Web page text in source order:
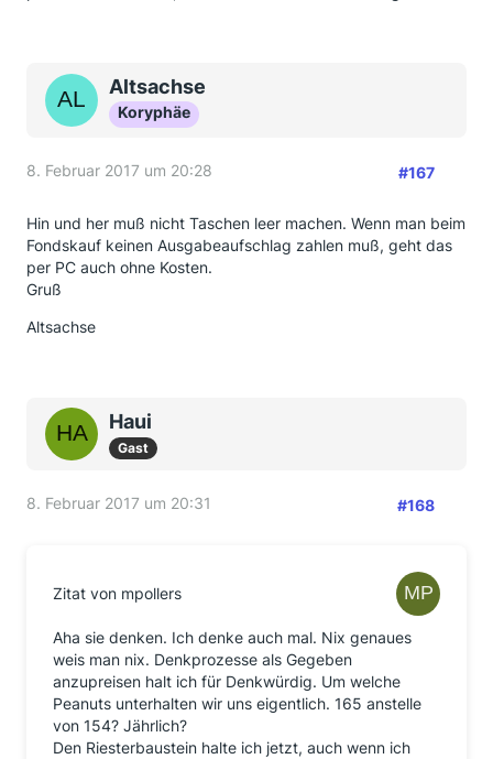
Altsachse
Koryphäe
8. Februar 2017 um 20:28 #167
Hin und her muß nicht Taschen leer machen. Wenn man beim
Fondskauf keinen Ausgabeaufschlag zahlen muß, geht das
per PC auch ohne Kosten.
Gruß
Altsachse
Haui
Gast
8. Februar 2017 um 20:31 #168
Zitat von mpollers
Aha sie denken. Ich denke auch mal. Nix genaues
weis man nix. Denkprozesse als Gegeben
anzupreisen halt ich für Denkwürdig. Um welche
Peanuts unterhalten wir uns eigentlich. 165 anstelle
von 154? Jährlich?
Den Riesterbaustein halte ich jetzt, auch wenn ich